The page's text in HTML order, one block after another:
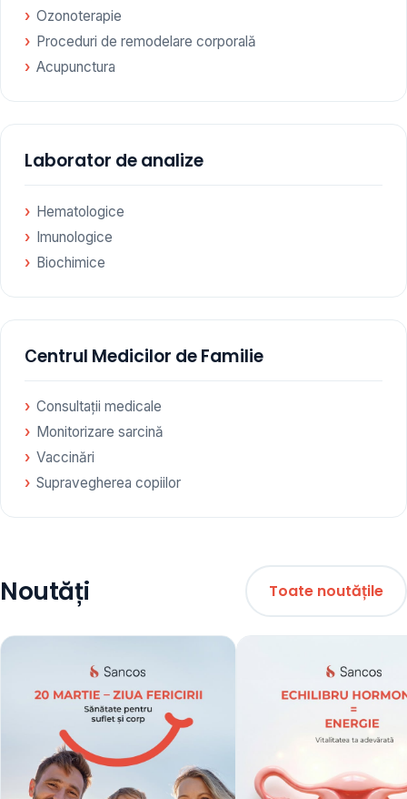
Ozonoterapie
Proceduri de remodelare corporală
Acupunctura
Laborator de analize
Hematologice
Imunologice
Biochimice
Сentrul Medicilor de Familie
Consultații medicale
Monitorizare sarcină
Vaccinări
Supravegherea copiilor
Noutăți Toate noutățile